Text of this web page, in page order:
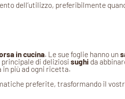
dell’utilizzo, preferibilmente
in cucina. Le sue foglie hanno un
di deliziosi sughi da
in più ad ogni ricetta.
preferite, trasformando il